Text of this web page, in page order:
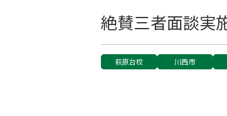
絶賛三者面談実
萩原台校 川西市